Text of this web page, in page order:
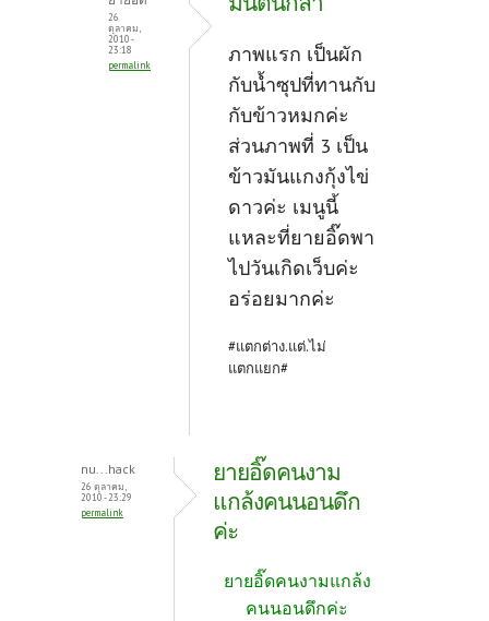
26
ตุลาคม,
2010 -
23:18
permalink
ภาพแรก เป็นผัก
กับน้ำซุปที่ทานกับ
กับข้าวหมกค่ะ
ส่วนภาพที่ 3 เป็น
ข้าวมันแกงกุ้งไข่
ดาวค่ะ เมนูนี้
แหละที่ยายอิ๊ดพา
ไปวันเกิดเว็บค่ะ
อร่อยมากค่ะ
#แตกต่าง.แต่.ไม่
แตกแยก#
nu...hack
26 ตุลาคม,
2010 - 23:29
permalink
ยายอิ๊ดคนงาม
แกล้งคนนอนดึก
ค่ะ
ยายอิ๊ดคนงามแกล้ง
คนนอนดึกค่ะ